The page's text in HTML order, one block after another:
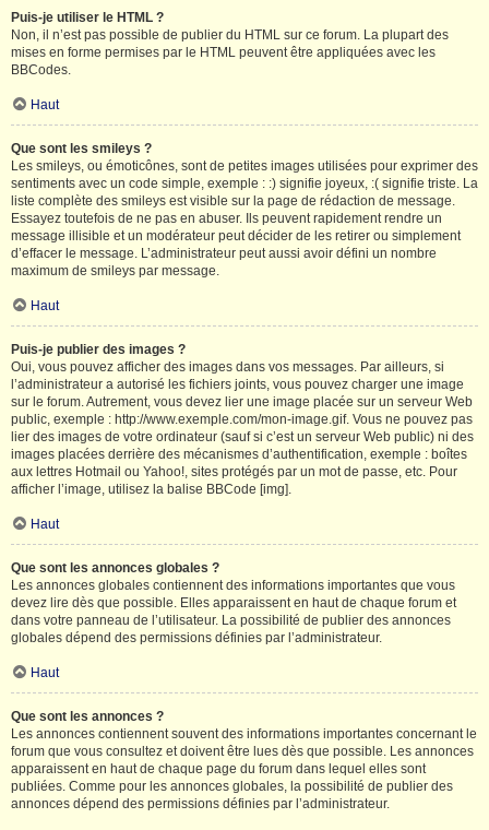
Puis-je utiliser le HTML ?
Non, il n’est pas possible de publier du HTML sur ce forum. La plupart des
mises en forme permises par le HTML peuvent être appliquées avec les
BBCodes.
Haut
Que sont les smileys ?
Les smileys, ou émoticônes, sont de petites images utilisées pour exprimer des
sentiments avec un code simple, exemple : :) signifie joyeux, :( signifie triste. La
liste complète des smileys est visible sur la page de rédaction de message.
Essayez toutefois de ne pas en abuser. Ils peuvent rapidement rendre un
message illisible et un modérateur peut décider de les retirer ou simplement
d’effacer le message. L’administrateur peut aussi avoir défini un nombre
maximum de smileys par message.
Haut
Puis-je publier des images ?
Oui, vous pouvez afficher des images dans vos messages. Par ailleurs, si
l’administrateur a autorisé les fichiers joints, vous pouvez charger une image
sur le forum. Autrement, vous devez lier une image placée sur un serveur Web
public, exemple : http://www.exemple.com/mon-image.gif. Vous ne pouvez pas
lier des images de votre ordinateur (sauf si c’est un serveur Web public) ni des
images placées derrière des mécanismes d’authentification, exemple : boîtes
aux lettres Hotmail ou Yahoo!, sites protégés par un mot de passe, etc. Pour
afficher l’image, utilisez la balise BBCode [img].
Haut
Que sont les annonces globales ?
Les annonces globales contiennent des informations importantes que vous
devez lire dès que possible. Elles apparaissent en haut de chaque forum et
dans votre panneau de l’utilisateur. La possibilité de publier des annonces
globales dépend des permissions définies par l’administrateur.
Haut
Que sont les annonces ?
Les annonces contiennent souvent des informations importantes concernant le
forum que vous consultez et doivent être lues dès que possible. Les annonces
apparaissent en haut de chaque page du forum dans lequel elles sont
publiées. Comme pour les annonces globales, la possibilité de publier des
annonces dépend des permissions définies par l’administrateur.